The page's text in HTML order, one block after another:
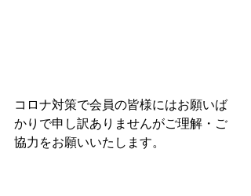
コロナ対策で会員の皆様にはお願いば
かりで申し訳ありませんがご理解・ご
協力をお願いいたします。